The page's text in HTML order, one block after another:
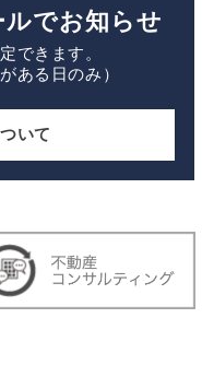
でお知らせ
できます。
ある日のみ）
いて